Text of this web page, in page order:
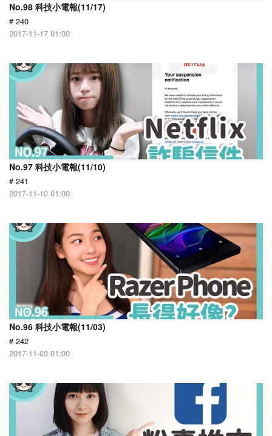
No.98 科技小電報(11/17)
# 240
2017-11-17 01:00
No.97 科技小電報(11/10)
# 241
2017-11-10 01:00
No.96 科技小電報(11/03)
# 242
2017-11-03 01:00